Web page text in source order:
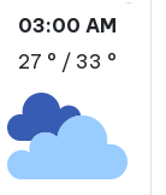
03:00 AM
27 ° / 33 °